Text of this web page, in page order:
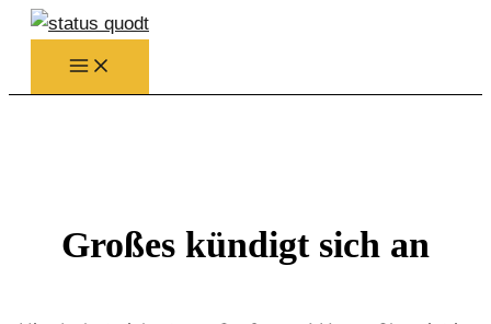
Zum
Inhalt
springen
Großes kündigt sich an